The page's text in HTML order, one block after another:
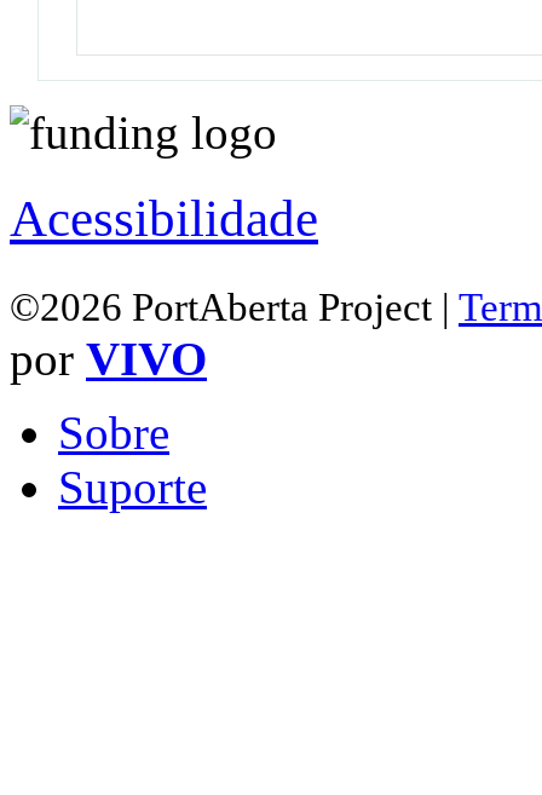
Acessibilidade
©2026 PortAberta Project |
por VIVO
Sobre
Suporte